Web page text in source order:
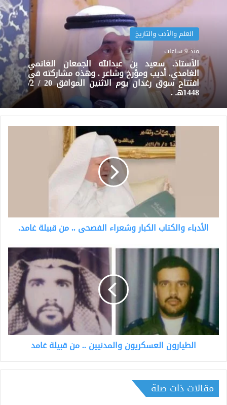
العلم والأدب والتاريخ
منذ 9 ساعات
الأستاذ. سعيد بن عبدالله الجمعان الغانمي
الغامدي. أديب ومؤرخ وشاعر . وهذه مشاركته في
افتتاح سوق رغدان يوم الاثنين الموافق 20 / 2/
1448هـ .
غامد.
الأدباء والكتاب الكبار وشعراء الفصحى .. من قبيلة غامد.
الطيارون
العسكريون
والمدنيين
قبيلة
غامد
الطيارون العسكريون والمدنيين .. من قبيلة غامد
مقالات ذات صلة